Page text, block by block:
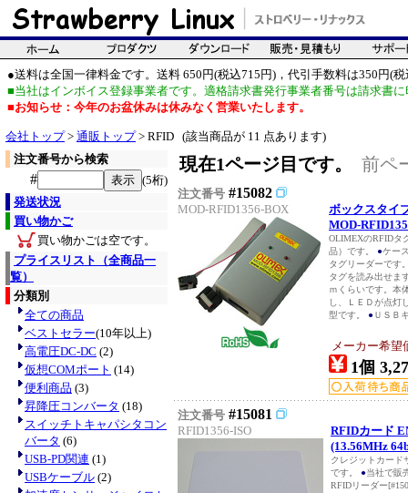
●送料は全国一律料金です。送料 650円(税込715円)，代引手数料は350円(税
■当社はインボイス登録事業者です。適格請求書発行事業者番号は請求書
■お知らせ：今年のお盆休みは休みなく営業いたします。
会社トップ> 通販トップ> RFID (該当商品が 11 点あります)
注文番号から検索
#
(5桁)
発送状況
買い物かご
買い物かごは空です。
プライスリスト（全商品一
覧）
分類別
全ての商品
ベストセラー(10年以上)
高電圧DC-DC (2)
仮想COMポート (14)
便利商品 (3)
昇降圧コンバータ (18)
スイッチトキャパシタコン
バータ (6)
USB-PD関連 (1)
USBケーブル (2)
現在1ページ目です。 前ペ
注文番号 #15082
MOD-RFID1356-BOX
ボックスタ
MOD-
OLIMEXのRFIDタ
品）です。 ●ケー
タグリーダーです
タグを読み出せま
ｍくらいです。本
し、ＬＥＤが点灯
型です。 ● ＵＳＢ
メーカー希望
1個
注文番号 #15081
RFID1356-ISO
RFIDカード
(13.56MHz
クレジットカード
です。 ●当社で販
RFIDリーダー